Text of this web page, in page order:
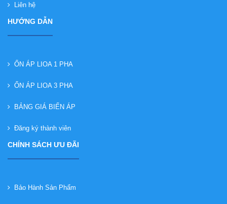
Liên hệ
HƯỚNG DẪN
ỔN ÁP LIOA 1 PHA
ỔN ÁP LIOA 3 PHA
BẢNG GIÁ BIẾN ÁP
Đăng ký thành viên
CHÍNH SÁCH ƯU ĐÃI
Bảo Hành Sản Phẩm